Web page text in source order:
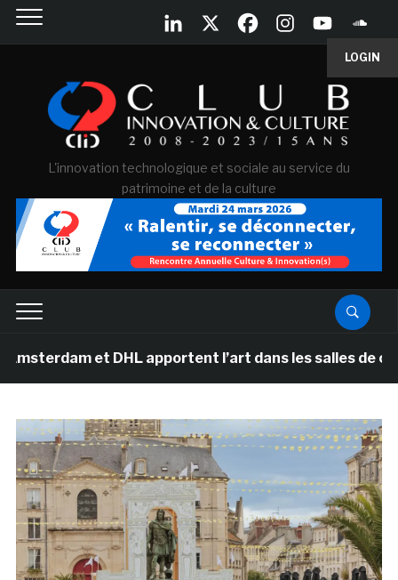
LOGIN
L'innovation technologique et sociale au service du
patrimoine et de la culture
et DHL apportent l’art dans les salles de classe des